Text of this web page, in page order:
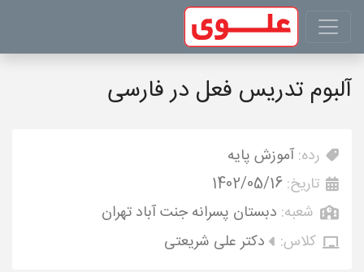
آلبوم تدریس فعل در فارسی
رده: آموزش پایه
تاریخ: 1402/05/16
شعبه: دبستان پسرانه جنت آباد تهران
کلاس:
دکتر علی شریعتی